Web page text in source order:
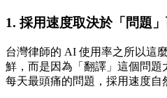
1. 採用速度取決於「問題」
台灣律師的 AI 使用率之所以這
鮮，而是因為「翻譯」這個問
每天最頭痛的問題，採用速度自